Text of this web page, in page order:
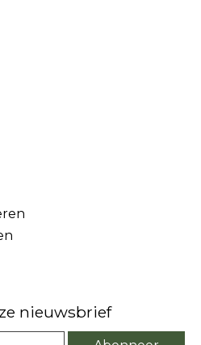
nieuwsbrief